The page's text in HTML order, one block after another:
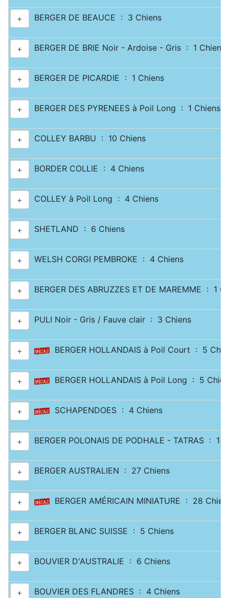
+ BERGER DE BEAUCE : 3 Chiens
+ BERGER DE BRIE Noir - Ardoise - Gris : 1 Chiens
+ BERGER DE PICARDIE : 1 Chiens
+ BERGER DES PYRENEES à Poil Long : 1 Chiens
+ COLLEY BARBU : 10 Chiens
+ BORDER COLLIE : 4 Chiens
+ COLLEY à Poil Long : 4 Chiens
+ SHETLAND : 6 Chiens
+ WELSH CORGI PEMBROKE : 4 Chiens
+ BERGER DES ABRUZZES ET DE MAREMME : 1
+ PULI Noir - Gris / Fauve clair : 3 Chiens
+ BERGER HOLLANDAIS à Poil Court : 5
+ BERGER HOLLANDAIS à Poil Long : 5
+ SCHAPENDOES : 4 Chiens
+ BERGER POLONAIS DE PODHALE - TATRAS : 1
+ BERGER AUSTRALIEN : 27 Chiens
+ BERGER AMÉRICAIN MINIATURE : 28
+ BERGER BLANC SUISSE : 5 Chiens
+ BOUVIER D'AUSTRALIE : 6 Chiens
+ BOUVIER DES FLANDRES : 4 Chiens